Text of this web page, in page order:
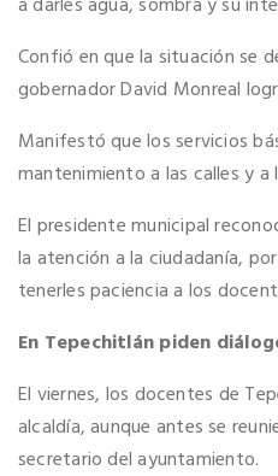
Confió en que la situación se
gobernador David Monreal
Manifestó que los servicios
mantenimiento a las calles y a
El presidente municipal
la atención a la ciudadanía,
tenerles paciencia a los
En Tepechitlán piden
El viernes, los docentes de
alcaldía, aunque antes se
secretario del ayuntamiento.